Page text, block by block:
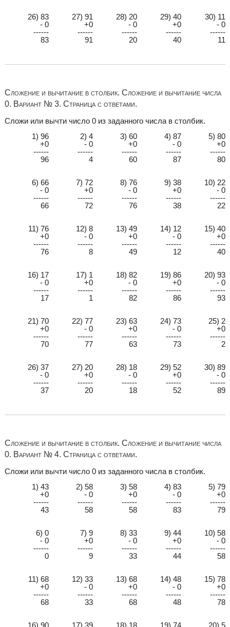
26) 83 27) 91 28) 20 29) 40
30) 11
- 0
+0 - 0 +0
- 0
------
------ ------ ------
------
83
91 20 40 11
Сложение и вычитание в столбик. Сложение и вычитание числа
0. Вариант № 3. Страница с ответами.
Сложи или вычти число 0 из заданного числа в столбик.
1) 96
2) 4 3) 60 4) 87
5) 80
+0
- 0 +0 - 0
+0
------
------ ------ ------
------
96
4 60 87 80
6) 66 7) 72 8) 76 9) 38
10) 22
- 0
+0 - 0 +0
- 0
------
------ ------ ------
------
66
72 76 38 22
11) 76 12) 8 13) 49 14) 12
15) 40
+0
- 0 +0 - 0
+0
------
------ ------ ------
------
76
8 49 12 40
16) 17 17) 1 18) 82 19) 86
20) 93
- 0
+0 - 0 +0
- 0
------
------ ------ ------
------
17
1 82 86 93
21) 70 22) 77 23) 63 24) 73
25) 2
+0
- 0 +0 - 0
+0
------
------ ------ ------
------
70
77 63 73 2
26) 37 27) 20 28) 18 29) 52
30) 89
- 0
+0 - 0 +0
- 0
------
------ ------ ------
------
37
20 18 52 89
Сложение и вычитание в столбик. Сложение и вычитание числа
0. Вариант № 4. Страница с ответами.
Сложи или вычти число 0 из заданного числа в столбик.
1) 43
2) 58 3) 58 4) 83
5) 79
+0
- 0 +0 - 0
+0
------
------ ------ ------
------
43
58 58 83 79
6) 0 7) 9 8) 33 9) 44
10) 58
- 0
+0 - 0 +0
- 0
------
------ ------ ------
------
0
9 33 44 58
11) 68 12) 33 13) 68 14) 48
15) 78
+0
- 0 +0 - 0
+0
------
------ ------ ------
------
68
33 68 48 78
16) 90 17) 39 18) 18 19) 74 20) 5